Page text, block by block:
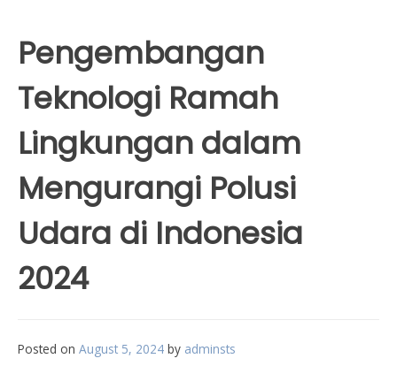
Pengembangan
Teknologi Ramah
Lingkungan dalam
Mengurangi Polusi
Udara di Indonesia
2024
Posted on August 5, 2024 by adminsts